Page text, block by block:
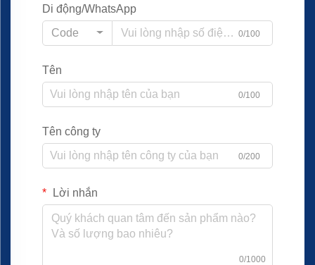
Di động/WhatsApp
Code
0/100
Tên
0/100
Tên công ty
0/200
Lời nhắn
0/1000